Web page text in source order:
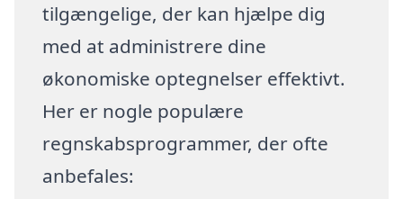
tilgængelige, der kan hjælpe dig
med at administrere dine
økonomiske optegnelser effektivt.
Her er nogle populære
regnskabsprogrammer, der ofte
anbefales: